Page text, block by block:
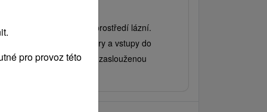
odpočinku v klidném prostředí lázní.
léčebné procedury a vstupy do
centra Vám dopřejí zaslouženou
pro provoz této